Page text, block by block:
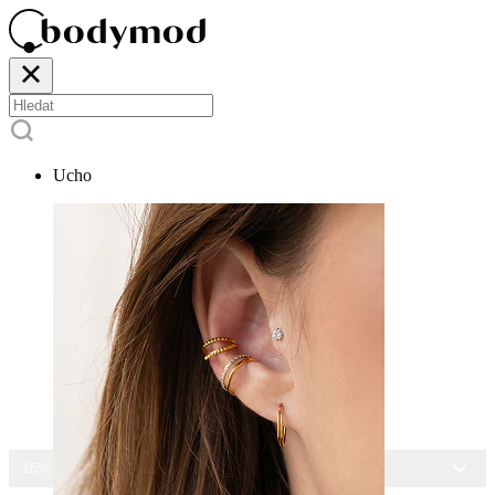
Ucho
15% SLEVA NA VŠECHNY ŠPERKY